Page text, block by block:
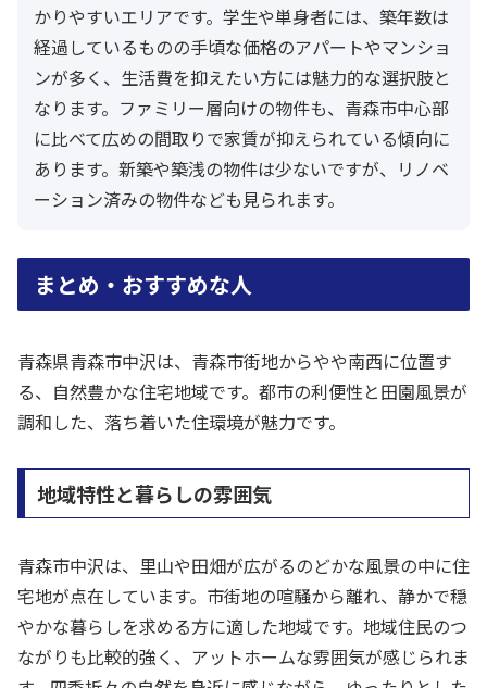
かりやすいエリアです。学生や単身者には、築年数は
経過しているものの手頃な価格のアパートやマンショ
ンが多く、生活費を抑えたい方には魅力的な選択肢と
なります。ファミリー層向けの物件も、青森市中心部
に比べて広めの間取りで家賃が抑えられている傾向に
あります。新築や築浅の物件は少ないですが、リノベ
ーション済みの物件なども見られます。
まとめ・おすすめな人
青森県青森市中沢は、青森市街地からやや南西に位置す
る、自然豊かな住宅地域です。都市の利便性と田園風景が
調和した、落ち着いた住環境が魅力です。
地域特性と暮らしの雰囲気
青森市中沢は、里山や田畑が広がるのどかな風景の中に住
宅地が点在しています。市街地の喧騒から離れ、静かで穏
やかな暮らしを求める方に適した地域です。地域住民のつ
ながりも比較的強く、アットホームな雰囲気が感じられま